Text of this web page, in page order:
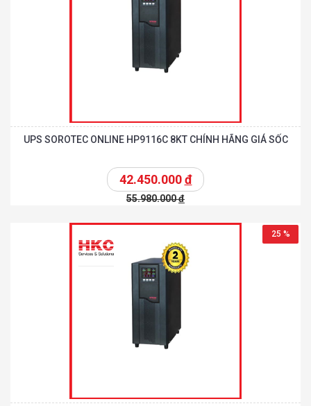
UPS SOROTEC ONLINE HP9116C 8KT CHÍNH HÃNG GIÁ SỐC
42.450.000đ
55.980.000đ
25 %